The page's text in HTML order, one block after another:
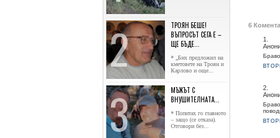
ТРОЯН БЕШЕ!
ВЪПРОСЪТ СЕГА Е –
ЩЕ БЪДЕ...
* „Бих предложил на
кметовете на Троян и
Карлово и още...
МЪЖЪТ С
ВНУШИТЕЛНАТА...
* Попитах го главното
– защо (се отказа).
Отговори без...
6
1.
2.